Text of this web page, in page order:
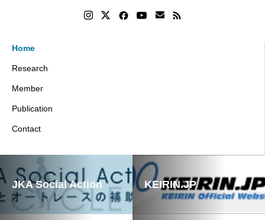
Home
Research
Member
Publication
Contact
JKA Social Action KEIRIN.JP